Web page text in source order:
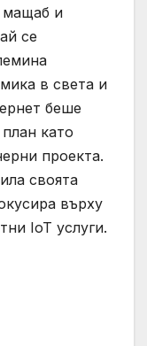
мащаб и
се
в света и
беше
като
проекта.
своята
върху
IoT услуги.